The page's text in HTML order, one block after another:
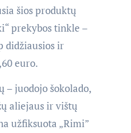
šios produktų
prekybos tinkle –
didžiausios ir
euro.
– juodojo šokolado,
aliejaus ir vištų
užfiksuota „Rimi”